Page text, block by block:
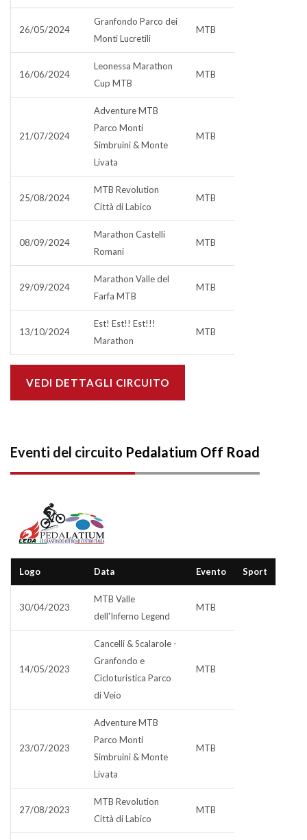
26/05/2024
Granfondo Parco dei
Monti Lucretili
MTB
16/06/2024
Leonessa Marathon
Cup MTB
MTB
21/07/2024
Adventure MTB
Parco Monti
Simbruini & Monte
Livata
MTB
25/08/2024
MTB Revolution
Città di Labico
MTB
08/09/2024
Marathon Castelli
Romani
MTB
29/09/2024
Marathon Valle del
Farfa MTB
MTB
13/10/2024
Est! Est!! Est!!!
Marathon
MTB
VEDI DETTAGLI CIRCUITO
Eventi del circuito Pedalatium Off Road
Logo Data Evento Sport
30/04/2023
MTB Valle
dell'Inferno Legend
MTB
14/05/2023
Cancelli & Scalarole -
Granfondo e
Cicloturistica Parco
di Veio
MTB
23/07/2023
Adventure MTB
Parco Monti
Simbruini & Monte
Livata
MTB
27/08/2023
MTB Revolution
Città di Labico
MTB